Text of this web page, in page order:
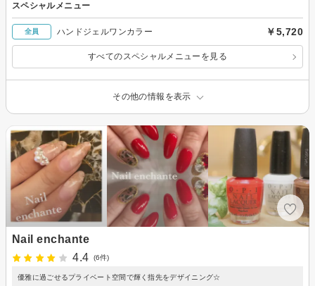
スペシャルメニュー
全員 ハンドジェルワンカラー ￥5,720
すべてのスペシャルメニューを見る
その他の情報を表示
Nail enchante
4.4
(6件)
優雅に過ごせるプライベート空間で輝く指先をデザイニング☆